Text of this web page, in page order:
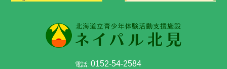
電話: 0152-54-2584